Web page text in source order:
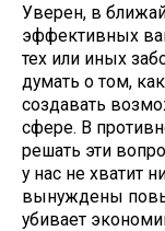
Уверен, в
эффективных
тех или иных
думать о том,
создавать
сфере. В
решать эти
у нас не хватит
вынуждены
убивает